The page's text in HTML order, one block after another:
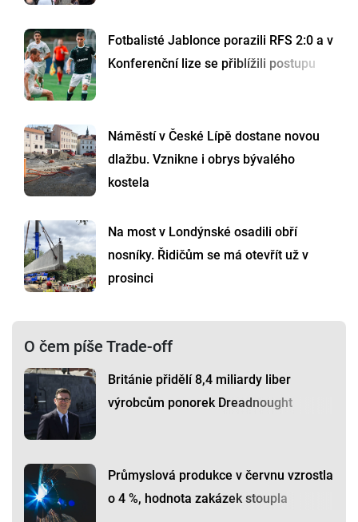
Fotbalisté Jablonce porazili RFS 2:0 a v
Konferenční lize se přiblížili postupu
Náměstí v České Lípě dostane novou
dlažbu. Vznikne i obrys bývalého
kostela
Na most v Londýnské osadili obří
nosníky. Řidičům se má otevřít už v
prosinci
O čem píše Trade-off
Británie přidělí 8,4 miliardy liber
výrobcům ponorek Dreadnought
Průmyslová produkce v červnu vzrostla
o 4 %, hodnota zakázek stoupla